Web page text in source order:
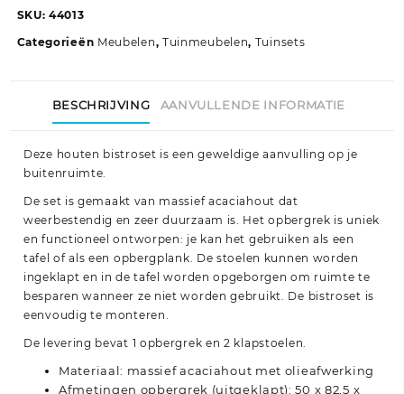
inklapbaar
acaciahout
SKU: 44013
Categorieën Meubelen, Tuinmeubelen, Tuinsets
BESCHRIJVING AANVULLENDE INFORMATIE
Deze houten bistroset is een geweldige aanvulling op je
buitenruimte.
De set is gemaakt van massief acaciahout dat
weerbestendig en zeer duurzaam is. Het opbergrek is uniek
en functioneel ontworpen: je kan het gebruiken als een
tafel of als een opbergplank. De stoelen kunnen worden
ingeklapt en in de tafel worden opgeborgen om ruimte te
besparen wanneer ze niet worden gebruikt. De bistroset is
eenvoudig te monteren.
De levering bevat 1 opbergrek en 2 klapstoelen.
Materiaal: massief acaciahout met olieafwerking
Afmetingen opbergrek (uitgeklapt): 50 x 82,5 x